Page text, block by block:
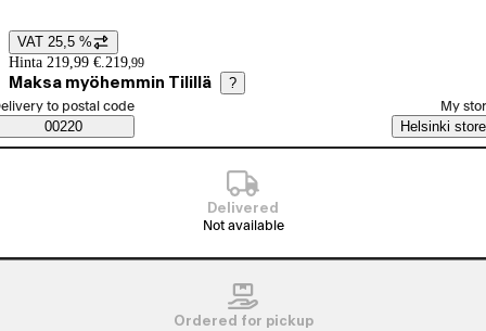
Price details
VAT 25,5 %
Hinta 219,99 €. 219,99
Maksa myöhemmin Tilillä ?
Saatavuustiedot
order method
to postal code
00220
My
Helsinki store
Delivered
Not available
Ordered for pickup